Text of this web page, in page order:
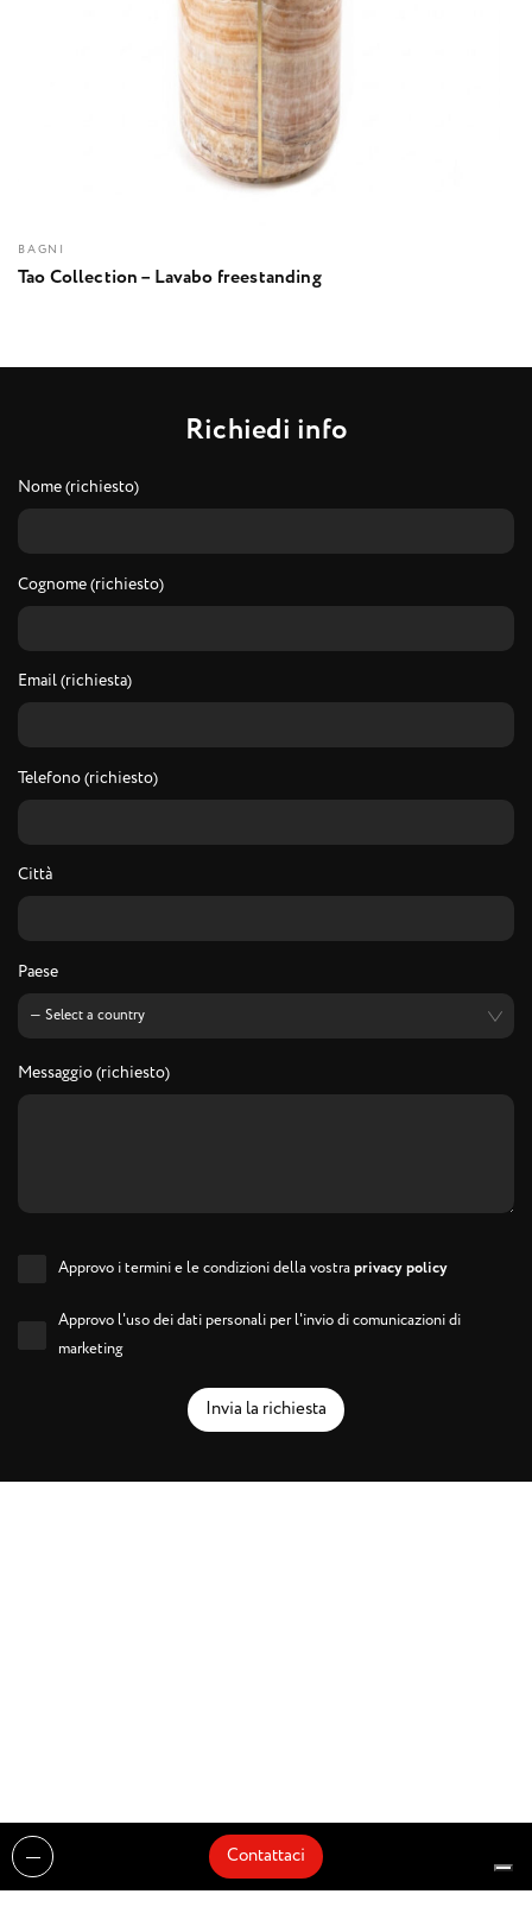
BAGNI
Tao Collection – Lavabo freestanding
Richiedi info
Nome (richiesto)
Cognome (richiesto)
Email (richiesta)
Telefono (richiesto)
Città
Paese
Messaggio (richiesto)
Approvo i termini e le condizioni della vostraprivacy policy
Approvo l'uso dei dati personali per l'invio di comunicazioni di
marketing
Invia la richiesta
Contattaci